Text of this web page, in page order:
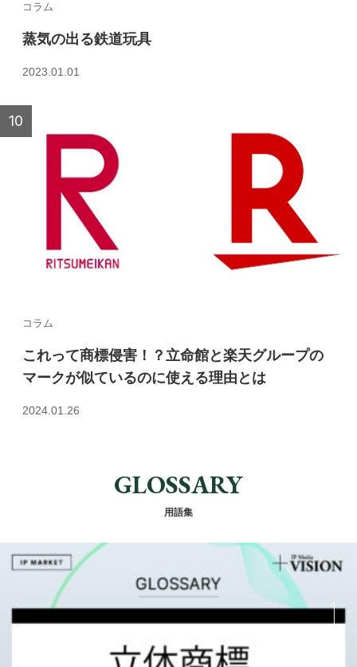
コラム
蒸気の出る鉄道玩具
2023.01.01
コラム
これって商標侵害！？立命館と楽天グループの
マークが似ているのに使える理由とは
2024.01.26
GLOSSARY
用語集